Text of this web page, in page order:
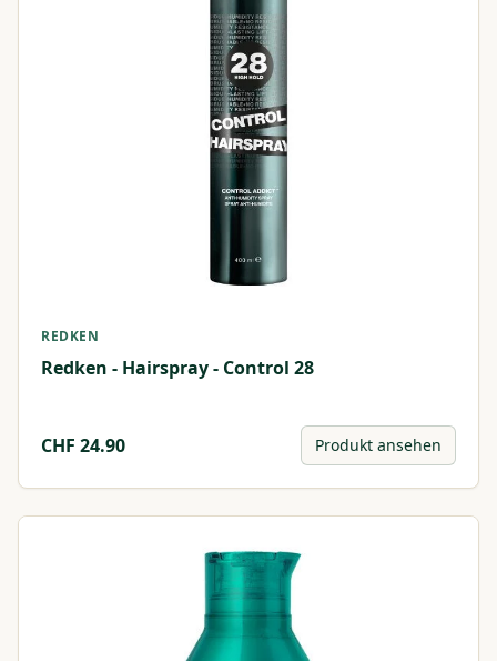
REDKEN
Redken - Hairspray - Control 28
CHF 24.90 Produkt ansehen